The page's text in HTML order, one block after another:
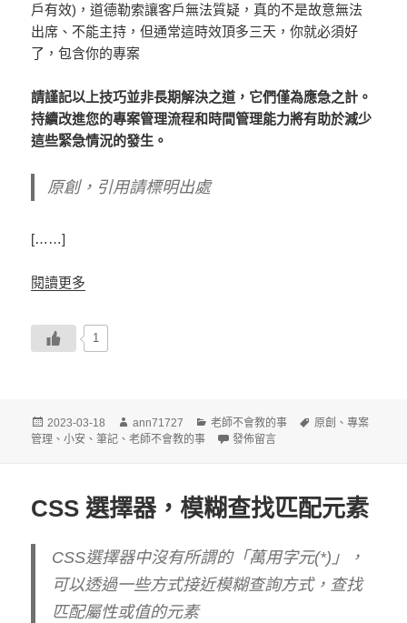
戶有效)，道德勒索讓客戶無法質疑，真的不是故意無法
出席、不能主持，但通常這時效頂多三天，你就必須好
了，包含你的專案
請謹記以上技巧並非長期解決之道，它們僅為應急之計。
持續改進您的專案管理流程和時間管理能力將有助於減少
這些緊急情況的發生。
原創，引用請標明出處
[……]
閱讀更多
1
發
佈
2023-03-18
作
者
ann71727
分
類
老師不會教的事
標
原創 、專案
管理 、小安 、筆記 、老師不會教的事 在〈專案「拖延」的藝術-老師不會
發佈留言
CSS 選擇器，模糊查找匹配元素
CSS選擇器中沒有所謂的「萬用字元(*)」，
可以透過一些方式接近模糊查詢方式，查找
匹配屬性或值的元素